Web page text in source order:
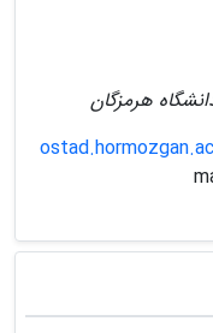
هرمزگان